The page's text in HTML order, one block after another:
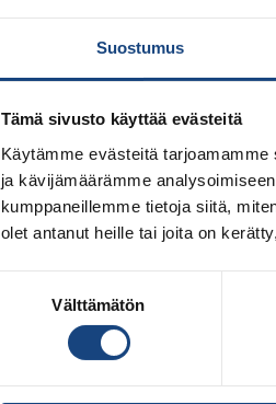
Suostumus
Tämä sivusto käyttää evästeitä
Käytämme evästeitä
ja kävijämäärämme
kumppaneillemme tietoja siitä,
olet antanut heille tai joita on
Välttämätön